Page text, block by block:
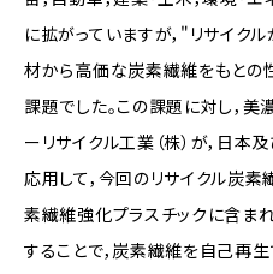
に拡がっていますが，"リサイク
材から高価な炭素繊維をもとの
課題でした。この課題に対し，
ーリサイクル工業（株）が，日本
応用して，今回のリサイクル炭
素繊維強化プラスチックに含ま
することで，炭素繊維を自己再